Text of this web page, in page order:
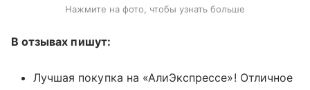
Нажмите на фото, чтобы узнать больше
В отзывах пишут:
Лучшая покупка на «АлиЭкспрессе»! Отличное